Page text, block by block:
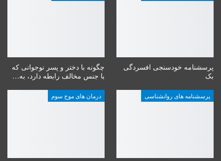
پرسشنامه خودسنجی افسردگی
بک
چگونه با دختر و پسر نوجوانی که
با جنس مخالف رابطه دارد، به…
پرسشنامه های روانشناسی درمان های موج سوم